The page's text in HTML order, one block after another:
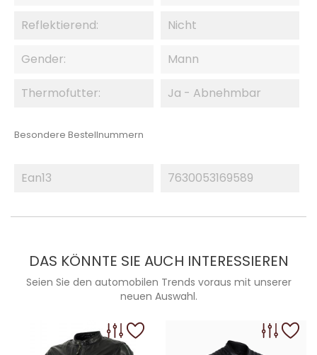
Reflektierend: Nicht
Gender: Mann
Thermofutter: Ja - Abnehmbar
Besondere Bestellnummern
Ean13 7630053169589
DAS KÖNNTE SIE AUCH INTERESSIEREN
Seien Sie den automobilen Trends voraus mit unserer
neuen Auswahl.